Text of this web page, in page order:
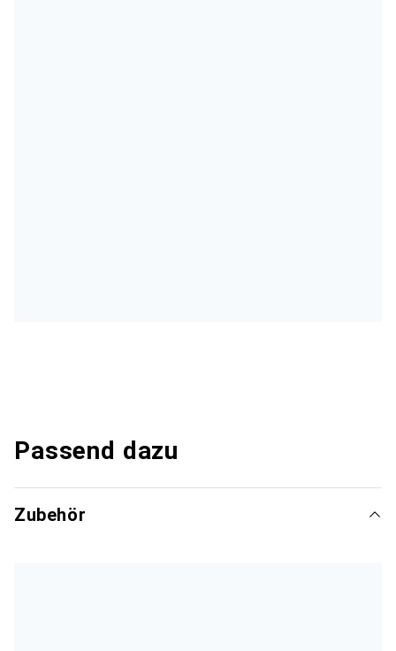
Passend dazu
Zubehör